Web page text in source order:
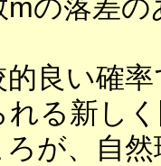
の落差の
良い確率
る新し
が、自